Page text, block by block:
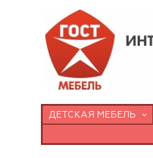
ДЕТСКАЯ МЕБЕЛЬ